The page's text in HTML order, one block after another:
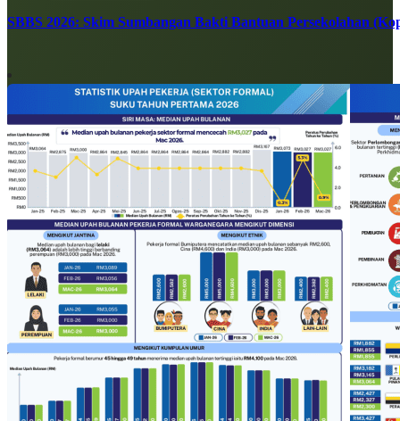
SBBS 2026: Skim Sumbangan Bakti Bantuan Persekolahan